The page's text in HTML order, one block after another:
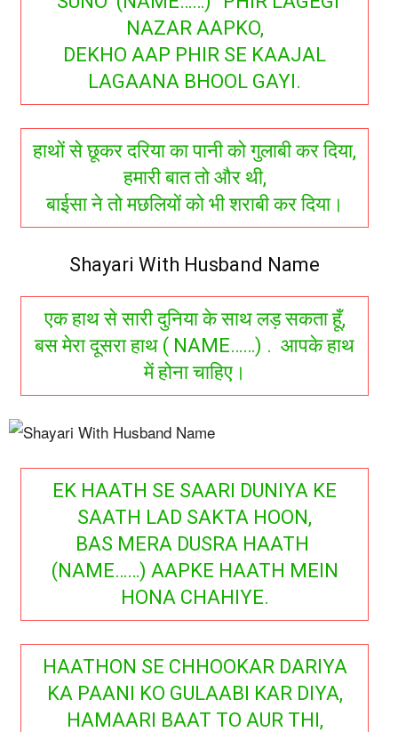
NAZAR AAPKO,
DEKHO AAP PHIR SE KAAJAL
LAGAANA BHOOL GAYI.
हाथों से छूकर दरिया का पानी को गुलाबी कर दिया,
हमारी बात तो और थी,
बाईसा ने तो मछलियों को भी शराबी कर दिया।
Shayari With Husband Name
एक हाथ से सारी दुनिया के साथ लड़ सकता हूँ,
बस मेरा दूसरा हाथ ( NAME……) . आपके हाथ
में होना चाहिए।
EK HAATH SE SAARI DUNIYA KE
SAATH LAD SAKTA HOON,
BAS MERA DUSRA HAATH
(NAME……) AAPKE HAATH MEIN
HONA CHAHIYE.
HAATHON SE CHHOOKAR DARIYA
KA PAANI KO GULAABI KAR DIYA,
HAMAARI BAAT TO AUR THI,